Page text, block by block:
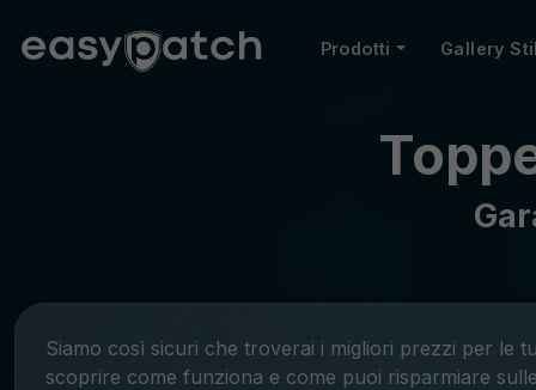
Prodotti Gallery
Siamo così sicuri che troverai i migliori prezzi per le
scoprire come funziona e come puoi risparmiare